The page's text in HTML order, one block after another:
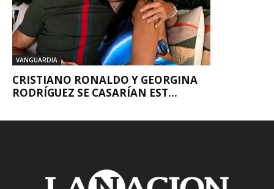
VANGUARDIA
CRISTIANO RONALDO Y GEORGINA
RODRÍGUEZ SE CASARÍAN EST...